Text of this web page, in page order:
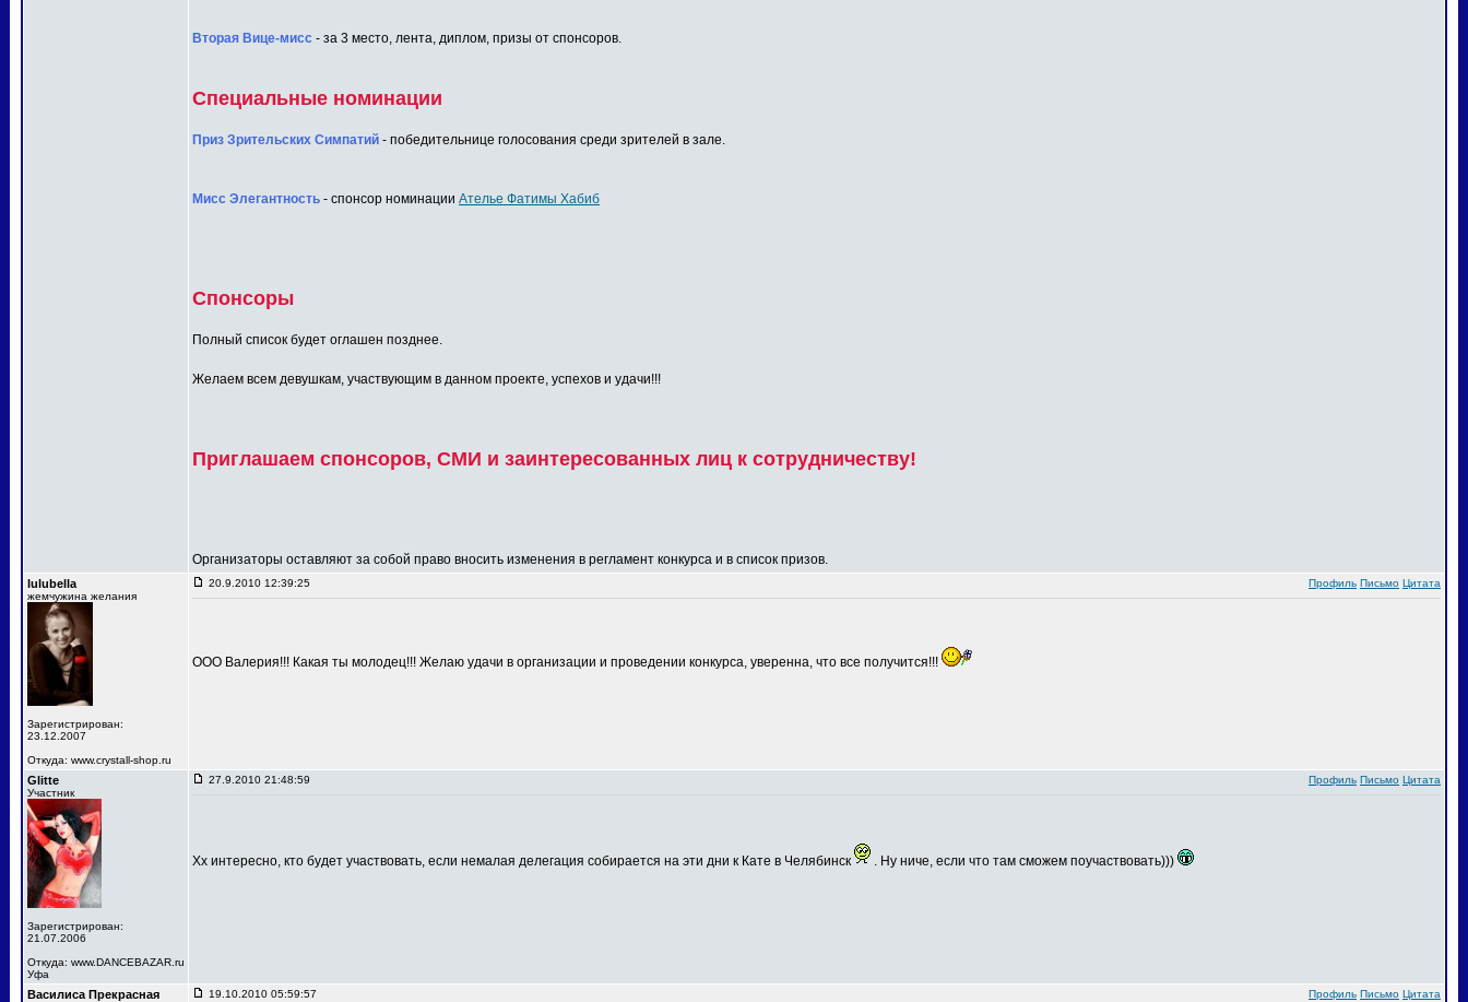
Вторая Вице-мисс - за 3 место, лента, диплом, призы от спонсоров.
Специальные номинации
Приз Зрительских Симпатий - победительнице голосования среди зрителей в зале.
Мисс Элегантность - спонсор номинации Ателье Фатимы Хабиб
Спонсоры
Полный список будет оглашен позднее.
Желаем всем девушкам, участвующим в данном проекте, успехов и удачи!!!
Приглашаем спонсоров, СМИ и заинтересованных лиц к сотрудничеству!
Организаторы оставляют за собой право вносить изменения в регламент конкурса и в список призов.
lulubella
жемчужина желания
Зарегистрирован:
23.12.2007
Откуда: www.crystall-shop.ru
20.9.2010 12:39:25 Профиль Письмо Цитата
ООО Валерия!!! Какая ты молодец!!! Желаю удачи в организации и проведении конкурса, уверенна, что все получится!!!
Glitte
Участник
Зарегистрирован:
21.07.2006
Откуда: www.DANCEBAZAR.ru
Уфа
27.9.2010 21:48:59 Профиль Письмо Цитата
Хх интересно, кто будет участвовать, если немалая делегация собирается на эти дни к Кате в Челябинск . Ну ниче, если что там сможем поучаствовать)))
Василиса Прекрасная 19.10.2010 05:59:57 Профиль Письмо Цитата